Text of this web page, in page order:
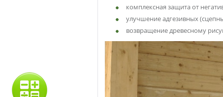
комплексная защита от
улучшение адгезивных
возвращение древесному